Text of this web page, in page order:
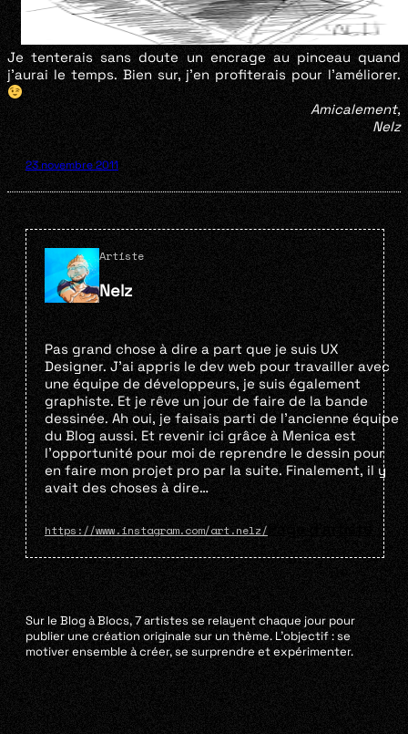
Je tenterais sans doute un encrage au pinceau quand
j’aurai le temps. Bien sur, j’en profiterais pour l’améliorer.
Amicalement,
Nelz
23 novembre 2011
Artiste
Nelz
Pas grand chose à dire a part que je suis UX
Designer. J’ai appris le dev web pour travailler avec
une équipe de développeurs, je suis également
graphiste. Et je rêve un jour de faire de la bande
dessinée. Ah oui, je faisais parti de l’ancienne équipe
du Blog aussi. Et revenir ici grâce à Menica est
l’opportunité pour moi de reprendre le dessin pour
en faire mon projet pro par la suite. Finalement, il y
avait des choses à dire…
https://www.instagram.com/art.nelz/
Sur le Blog à Blocs, 7 artistes se relayent chaque jour pour
publier une création originale sur un thème. L’objectif : se
motiver ensemble à créer, se surprendre et expérimenter.